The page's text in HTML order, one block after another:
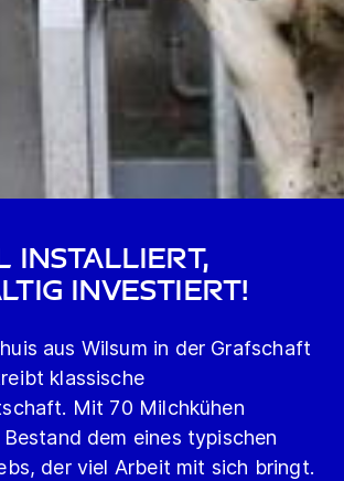
installiert,
investiert!
aus Wilsum in der Grafschaft
klassische
Mit 70 Milchkühen
dem eines typischen
der viel Arbeit mit sich bringt.